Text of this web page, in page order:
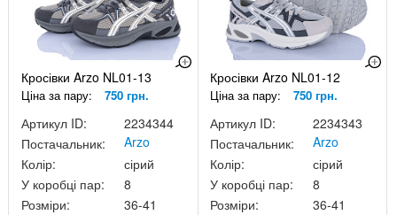
Кросівки Arzo NL01-13
Ціна за пару: 750 грн.
Артикул ID:
2234344
Постачальник:
Arzo
Колір:
сірий
У коробці пар:
8
Розміри:
36-41
Кросівки Arzo NL01-12
Ціна за пару: 750 грн.
Артикул ID:
2234343
Постачальник:
Arzo
Колір:
сірий
У коробці пар:
8
Розміри:
36-41